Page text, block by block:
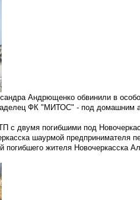
Андрющенко обвинили в
ФК "МИТОС" - под домашним
с двумя погибшими под
шаурмой предпринимателя
погибшего жителя Новочеркасска